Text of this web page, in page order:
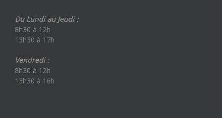
Du Lundi au Jeudi :
8h30 à 12h
13h30 à 17h
Vendredi :
8h30 à 12h
13h30 à 16h